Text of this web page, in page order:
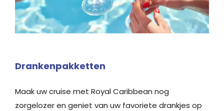
Drankenpakketten
Maak uw cruise met Royal Caribbean nog
zorgelozer en geniet van uw favoriete drankjes op